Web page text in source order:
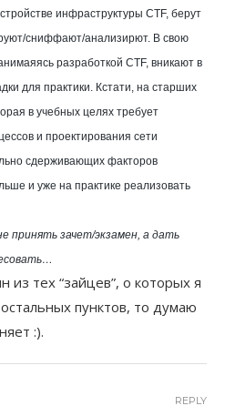
инфраструктуры CTF, берут
сниффают/анализирют. В свою
разработкой CTF, вникают в
для практики. Кстати, на старших
в учебных целях требует
и проектирования сети
сдерживающих факторов
и уже на практике реализовать
принять зачет/экзамен, а дать
из тех “зайцев”, о которых я
пунктов, то думаю
:).
REPLY